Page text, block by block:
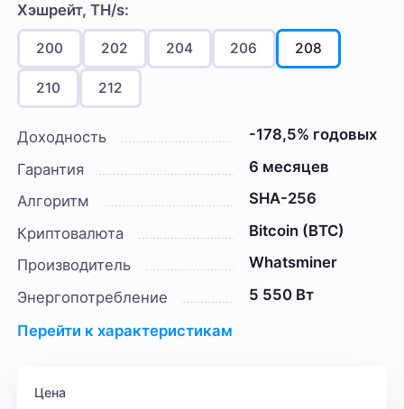
Хэшрейт, TH/s:
200 202 204 206 208
210 212
Доходность
-178,5% годовых
Гарантия
6 месяцев
Алгоритм
SHA-256
Криптовалюта
Bitcoin (BTC)
Производитель
Whatsminer
Энергопотребление
5 550 Вт
Перейти к характеристикам
Цена